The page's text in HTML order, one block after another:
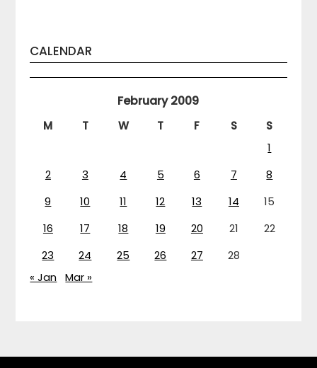
CALENDAR
February 2009
M T W T F S
S
1
2
3 4 5 6 7
8
9
10 11 12 13 14
15
16
17 18 19 20 21
22
23
24 25 26 27
28
« Jan Mar »